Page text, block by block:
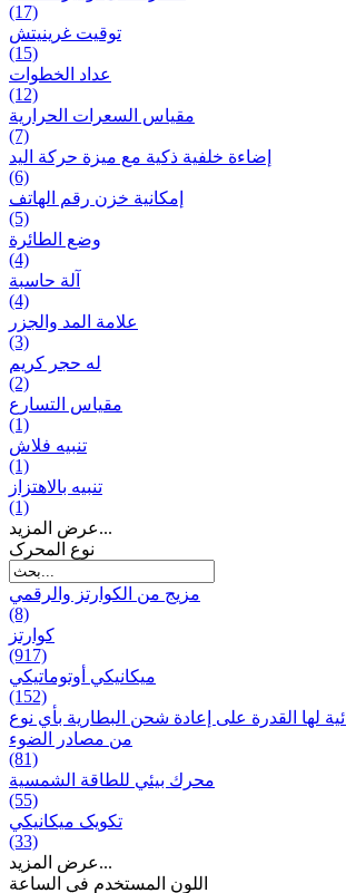
(17)
توقيت غرينيتش
(15)
عداد الخطوات
(12)
مقیاس السعرات الحرارية
(7)
إضاءة خلفية ذكية مع ميزة حرکة اليد
(6)
إمكانية خزن رقم الهاتف
(5)
وضع الطائرة
(4)
آلة حاسبة
(4)
علامة المد والجزر
(3)
له حجر كريم
(2)
مقياس التسارع
(1)
تنبيه فلاش
(1)
تنبيه بالاهتزاز
(1)
عرض المزيد...
نوع المحرک
مزيج من الكوارتز والرقمي
(8)
كوارتز
(917)
ميكانيكي أوتوماتيكي
(152)
لها القدرة على إعادة شحن البطارية بأي نوع
من مصادر الضوء
(81)
محرك بيئي للطاقة الشمسية
(55)
تکویک ميكانيكي
(33)
عرض المزيد...
اللون المستخدم في الساعة